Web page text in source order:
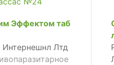
Эффектом таб
Интернешнл Лтд